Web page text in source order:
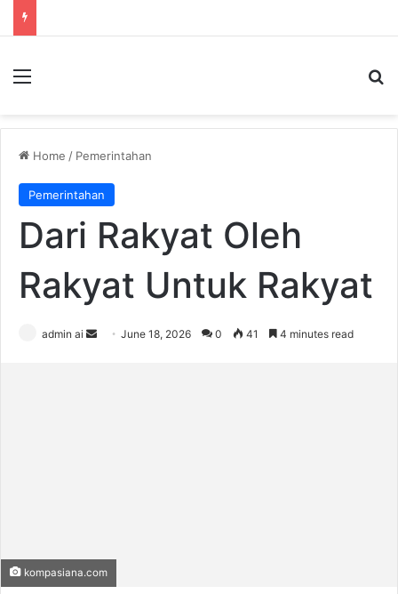
Home / Pemerintahan
Pemerintahan
Dari Rakyat Oleh
Rakyat Untuk Rakyat
admin ai June 18, 2026 0 41 4 minutes read
kompasiana.com